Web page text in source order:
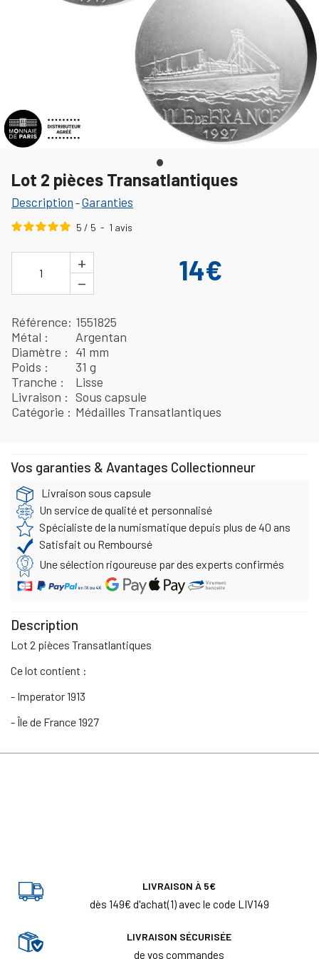
Lot 2 pièces Transatlantiques
Description -Garanties
5 / 5 - 1 avis
1
+
−
14€
Référence 1551825
Métal
Argentan
Diamètre
41 mm
Poids
31 g
Tranche
Lisse
Livraison
Sous capsule
Catégorie
Médailles Transatlantiques
Vos garanties & Avantages Collectionneur
Livraison sous capsule
Un service de qualité et personnalisé
Spécialiste de la numismatique depuis plus de 40 ans
Satisfait ou Remboursé
Une sélection rigoureuse par des experts confirmés
Description
Lot 2 pièces Transatlantiques
Ce lot contient :
- Imperator 1913
- Île de France 1927
LIVRAISON À 5€
dès 149€ d'achat(1) avec le code LIV149
LIVRAISON SÉCURISÉE
de vos commandes